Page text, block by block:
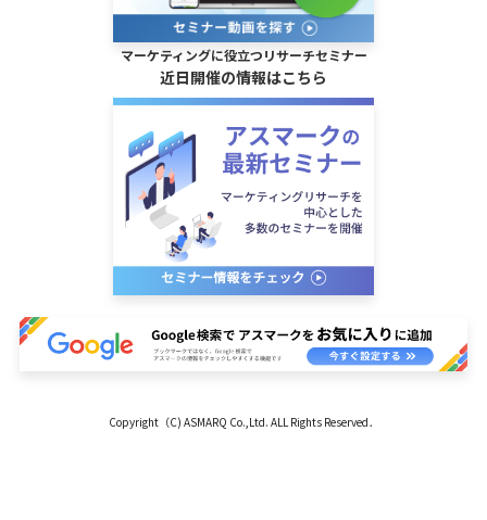
マーケティングに役立つリサーチセミナー
近日開催の情報はこちら
Copyright（C) ASMARQ Co.,Ltd. ALL Rights Reserved．